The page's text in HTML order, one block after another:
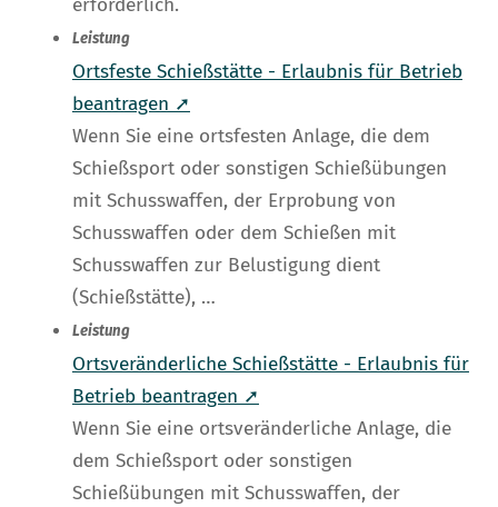
erforderlich.
Leistung
Ortsfeste Schießstätte - Erlaubnis für Betrieb
beantragen ➚
Wenn Sie eine ortsfesten Anlage, die dem
Schießsport oder sonstigen Schießübungen
mit Schusswaffen, der Erprobung von
Schusswaffen oder dem Schießen mit
Schusswaffen zur Belustigung dient
(Schießstätte), …
Leistung
Ortsveränderliche Schießstätte - Erlaubnis für
Betrieb beantragen ➚
Wenn Sie eine ortsveränderliche Anlage, die
dem Schießsport oder sonstigen
Schießübungen mit Schusswaffen, der